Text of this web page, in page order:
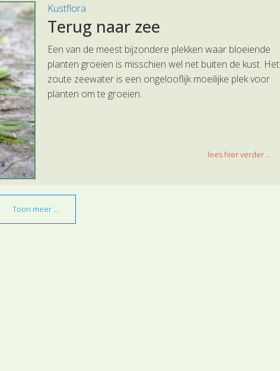
Kustflora
Terug naar zee
Een van de meest bijzondere plekken waar bloeiende
planten groeien is misschien wel net buiten de kust. Het
zoute zeewater is een ongelooflijk moeilijke plek voor
planten om te groeien.
lees hier verder ...
Toon meer ...